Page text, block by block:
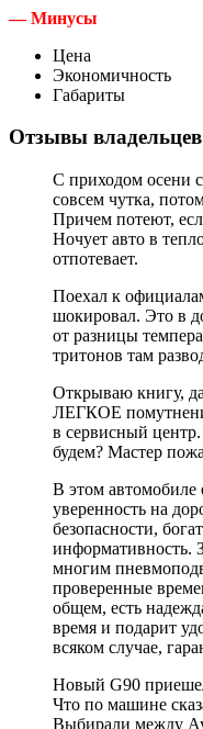
— Минусы
Цена
Экономичность
Габариты
Отзывы владельцев
С приходом осени
совсем чутка,
Причем потеют,
Ночует авто в
отпотевает.
Поехал к
шокировал. Это в
от разницы
тритонов там
Открываю книгу,
ЛЕГКОЕ
в сервисный
будем? Мастер
В этом автомобиле
уверенность на
безопасности,
информативность.
многим
проверенные
общем, есть
время и подарит
всяком случае,
Новый G90
Что по машине
Выбирали между